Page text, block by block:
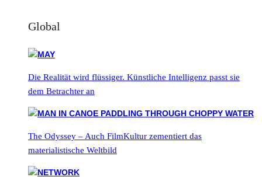
Global
Die Realität wird flüssiger. Künstliche Intelligenz passt sie
dem Betrachter an
The Odyssey – Auch FilmKultur zementiert das
materialistische Weltbild